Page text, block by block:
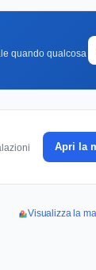
quando qualcosa
Apri la
Visualizza la